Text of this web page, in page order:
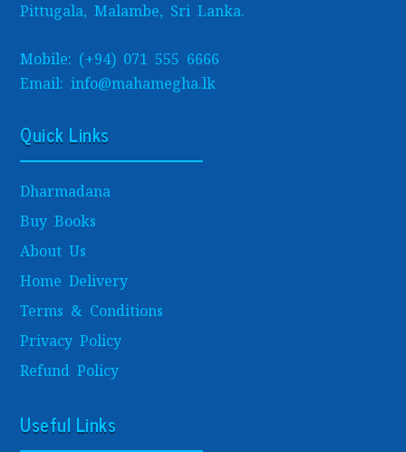
Pittugala, Malambe, Sri Lanka.
Mobile: (+94) 071 555 6666
Email: info@mahamegha.lk
Quick Links
Dharmadana
Buy Books
About Us
Home Delivery
Terms & Conditions
Privacy Policy
Refund Policy
Useful Links